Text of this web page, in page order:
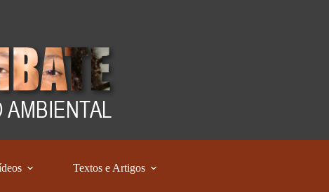
Textos e Artigos